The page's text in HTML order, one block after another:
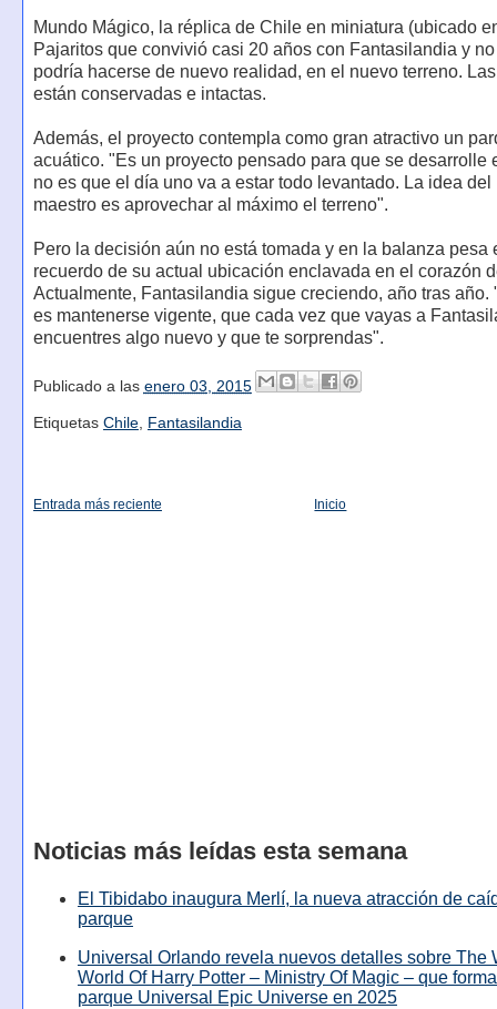
Mundo Mágico, la réplica de Chile en miniatura (ubicado
Pajaritos que convivió casi 20 años con Fantasilandia y
podría hacerse de nuevo realidad, en el nuevo terreno.
están conservadas e intactas.
Además, el proyecto contempla como gran atractivo un
acuático. "Es un proyecto pensado para que se desarrolle
no es que el día uno va a estar todo levantado. La idea del
maestro es aprovechar al máximo el terreno".
Pero la decisión aún no está tomada y en la balanza pesa
recuerdo de su actual ubicación enclavada en el corazón
Actualmente, Fantasilandia sigue creciendo, año tras año.
es mantenerse vigente, que cada vez que vayas a
encuentres algo nuevo y que te sorprendas".
Publicado a las enero 03, 2015
Etiquetas Chile, Fantasilandia
Entrada más reciente Inicio
Noticias más leídas esta semana
El Tibidabo inaugura Merlí, la nueva atracción de
parque
Universal Orlando revela nuevos detalles sobre The
World Of Harry Potter – Ministry Of Magic – que
parque Universal Epic Universe en 2025